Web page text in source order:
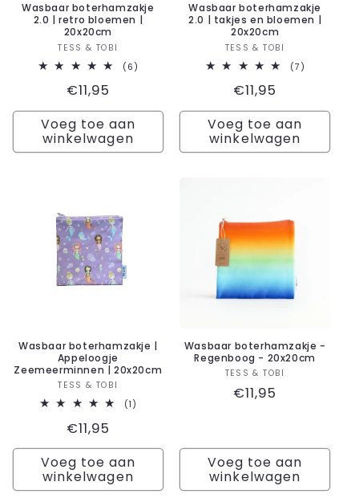
Wasbaar boterhamzakje
2.0 | retro bloemen |
20x20cm
Verkoper:
TESS & TOBI
(6)
Normale
prijs
€11,95
Voeg toe aan
winkelwagen
Wasbaar boterhamzakje
2.0 | takjes en bloemen |
20x20cm
Verkoper:
TESS & TOBI
(7)
Normale
prijs
€11,95
Voeg toe aan
winkelwagen
Wasbaar boterhamzakje |
Appeloogje
Zeemeerminnen | 20x20cm
Verkoper:
TESS & TOBI
(1)
Normale
prijs
€11,95
Voeg toe aan
winkelwagen
Wasbaar boterhamzakje -
Regenboog - 20x20cm
Verkoper:
TESS & TOBI
Normale
€11,95
Voeg toe aan
winkelwagen